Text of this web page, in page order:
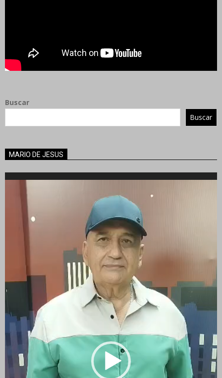
Buscar
Buscar
MARIO DE JESUS
Reproductor